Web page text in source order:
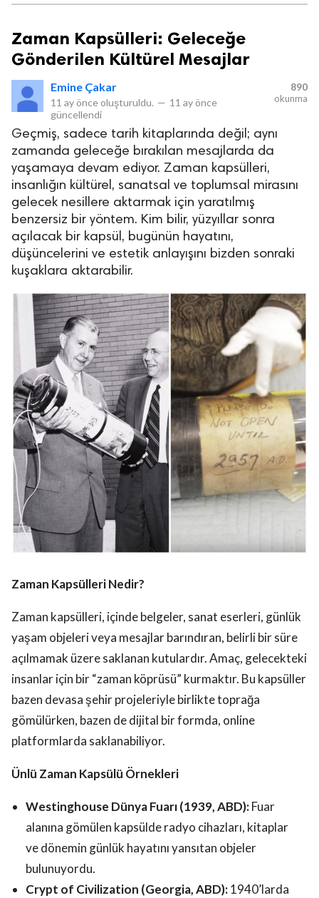
Zaman Kapsülleri: Geleceğe
Gönderilen Kültürel Mesajlar
Emine Çakar
11 ay önce oluşturuldu. — 11 ay önce
güncellendi
890
okunma
Geçmiş, sadece tarih kitaplarında değil; aynı
zamanda geleceğe bırakılan mesajlarda da
yaşamaya devam ediyor. Zaman kapsülleri,
insanlığın kültürel, sanatsal ve toplumsal mirasını
gelecek nesillere aktarmak için yaratılmış
benzersiz bir yöntem. Kim bilir, yüzyıllar sonra
açılacak bir kapsül, bugünün hayatını,
düşüncelerini ve estetik anlayışını bizden sonraki
kuşaklara aktarabilir.
Zaman Kapsülleri Nedir?
Zaman kapsülleri, içinde belgeler, sanat eserleri, günlük
yaşam objeleri veya mesajlar barındıran, belirli bir süre
açılmamak üzere saklanan kutulardır. Amaç, gelecekteki
insanlar için bir “zaman köprüsü” kurmaktır. Bu kapsüller
bazen devasa şehir projeleriyle birlikte toprağa
gömülürken, bazen de dijital bir formda, online
platformlarda saklanabiliyor.
Ünlü Zaman Kapsülü Örnekleri
Westinghouse Dünya Fuarı (1939, ABD):Fuar
alanına gömülen kapsülde radyo cihazları, kitaplar
ve dönemin günlük hayatını yansıtan objeler
bulunuyordu.
Crypt of Civilization (Georgia, ABD):1940’larda